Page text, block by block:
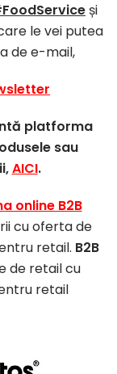
și
le vei putea
de e-mail,
platforma
sau
AICI.
online B2B
cu oferta de
retail. B2B
de retail cu
retail